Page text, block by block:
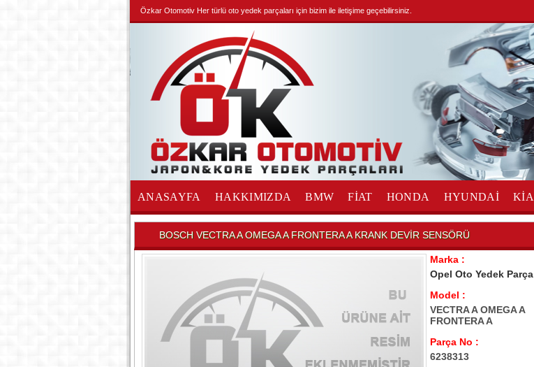
Özkar Otomotiv Her türlü oto yedek parçaları için bizim ile iletişime geçebilirsiniz.
ANASAYFA HAKKIMIZDA BMW FİAT HONDA HYUNDAİ KİA
İLETİŞİM
BOSCH VECTRA A OMEGA A FRONTERA A KRANK DEVİR SENSÖRÜ
Marka :
Opel Oto Yedek Parça
Model :
VECTRA A OMEGA A
FRONTERA A
Parça No :
6238313